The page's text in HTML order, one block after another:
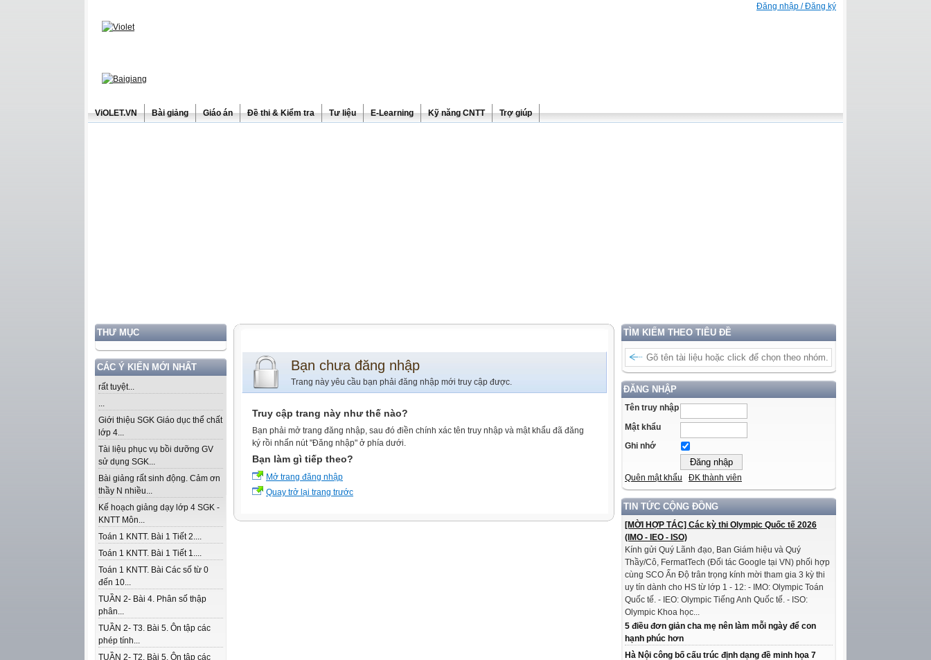
Đăng nhập / Đăng ký
ViOLET.VN Bài giảng Giáo án Đề thi & Kiểm tra Tư liệu E-Learning Kỹ năng CNTT Trợ giúp
THƯ MỤC
CÁC Ý KIẾN MỚI NHẤT
rất tuyệt...
...
Giới thiệu SGK Giáo dục thể chất
lớp 4...
Tài liệu phục vụ bồi dưỡng GV
sử dụng SGK...
Bài giảng rất sinh động. Cảm ơn
thầy N nhiều...
Kế hoạch giảng dạy lớp 4 SGK -
KNTT Môn...
Toán 1 KNTT. Bài 1 Tiết 2....
Toán 1 KNTT. Bài 1 Tiết 1....
Toán 1 KNTT. Bài Các số từ 0
đến 10...
TUẦN 2- Bài 4. Phân số thập
phân...
TUẦN 2- T3. Bài 5. Ôn tập các
phép tính...
TUẦN 2- T2. Bài 5. Ôn tập các
TÌM KIẾM THEO TIÊU ĐỀ
ĐĂNG NHẬP
Tên truy nhập
Mật khẩu
Ghi nhớ
Quên mật khẩu ĐK thành viên
TIN TỨC CỘNG ĐỒNG
[MỜI HỢP TÁC] Các kỳ thi Olympic Quốc tế 2026
(IMO - IEO - ISO)
Kính gửi Quý Lãnh đạo, Ban Giám hiệu và Quý
Thầy/Cô, FermatTech (Đối tác Google tại VN) phối hợp
cùng SCO Ấn Độ trân trọng kính mời tham gia 3 kỳ thi
uy tín dành cho HS từ lớp 1 - 12: - IMO: Olympic Toán
Quốc tế. - IEO: Olympic Tiếng Anh Quốc tế. - ISO:
Olympic Khoa học...
5 điều đơn giản cha mẹ nên làm mỗi ngày để con
hạnh phúc hơn
Hà Nội công bố cấu trúc định dạng đề minh họa 7
Bạn chưa đăng nhập
Trang này yêu cầu bạn phải đăng nhập mới truy cập được.
Truy cập trang này như thế nào?
Bạn phải mở trang đăng nhập, sau đó điền chính xác tên truy nhập và mật khẩu đã đăng
ký rồi nhấn nút "Đăng nhập" ở phía dưới.
Bạn làm gì tiếp theo?
Mở trang đăng nhập
Quay trở lại trang trước